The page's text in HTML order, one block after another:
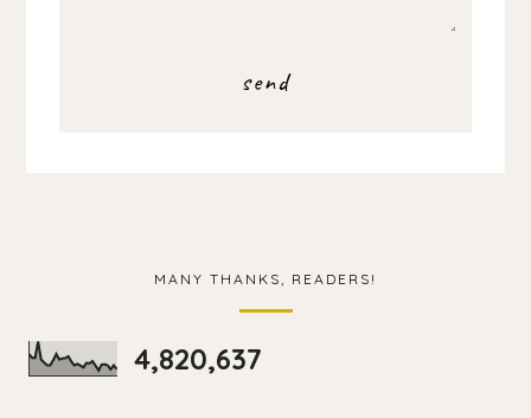
MANY THANKS, READERS!
4,820,637